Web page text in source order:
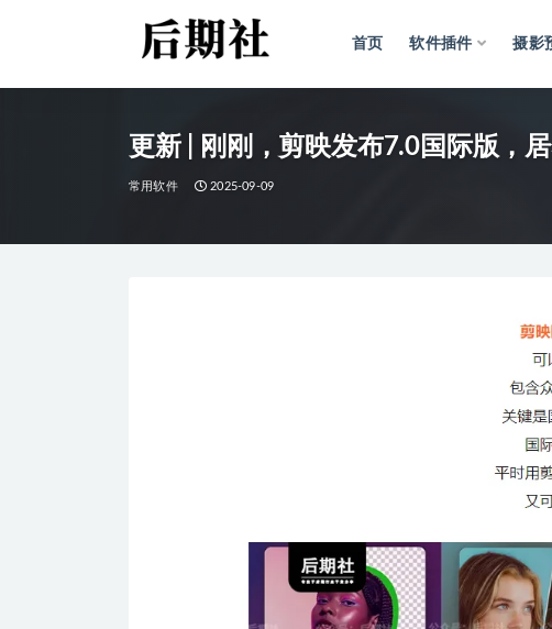
首页 软件插件 摄影
更新 | 刚刚，剪映发布7.0国际版，
常用软件 2025-09-09